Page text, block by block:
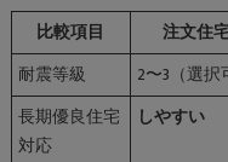
比較項目
注文住
耐震等級
2〜3（選択
長期優良住宅
対応
しやすい